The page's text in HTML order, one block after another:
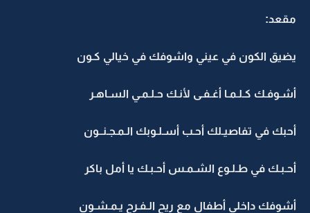
مقعد:
يضيق الكون في عيني واشوفك في خيالي كـون
أشـوفـك كـلـمـا أغـفـى لأنـك حـلـمـي السـاهـر
أحبك في تفاصيـلك أحـب أسـلـوبك الـمـجـنــون
أحـبـك في طـلـوع الشـمـس أحـبـك يا أمل باكر
أشوفك داخلي أطفال مع ريح الـفـرح يـمـشـون